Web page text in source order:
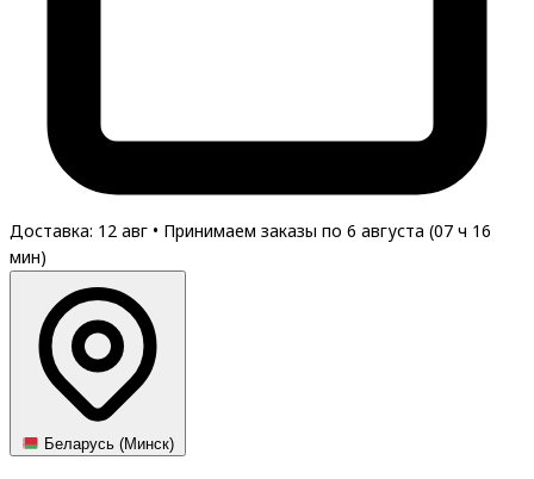
Доставка: 12 авг • Принимаем заказы по 6 августа (07 ч 16
мин)
Беларусь (Минск)